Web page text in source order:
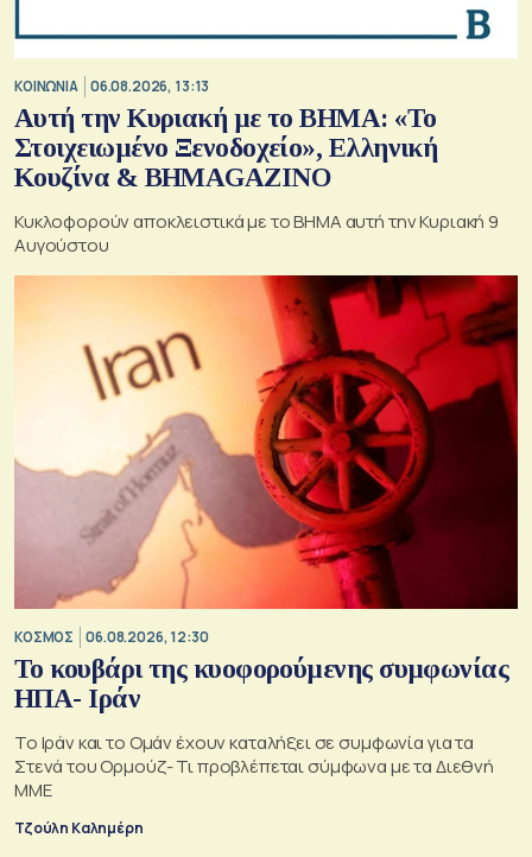
ΚΟΙΝΩΝΙΑ 06.08.2026, 13:13
Αυτή την Κυριακή με το ΒΗΜΑ: «Το
Στοιχειωμένο Ξενοδοχείο», Ελληνική
Κουζίνα & ΒΗΜΑGAZINO
Κυκλοφορούν αποκλειστικά με το ΒΗΜΑ αυτή την Κυριακή 9
Αυγούστου
ΚΟΣΜΟΣ 06.08.2026, 12:30
Το κουβάρι της κυοφορούμενης συμφωνίας
ΗΠΑ- Ιράν
Το Ιράν και το Ομάν έχουν καταλήξει σε συμφωνία για τα
Στενά του Ορμούζ- Τι προβλέπεται σύμφωνα με τα Διεθνή
ΜΜΕ
Τζούλη Καλημέρη